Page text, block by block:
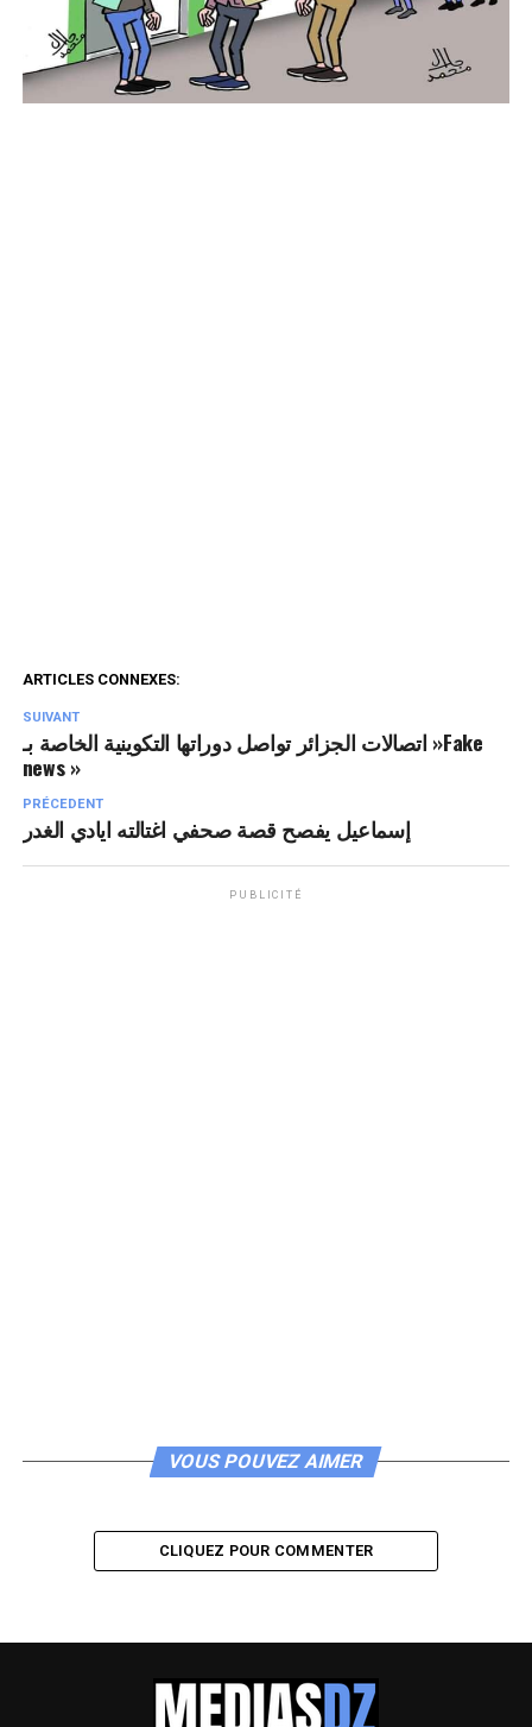
ARTICLES CONNEXES:
SUIVANT
اتصالات الجزائر تواصل دوراتها التكوينية الخاصة بـ »Fake
news »
PRÉCEDENT
إسماعيل يفصح قصة صحفي اغتالته ايادي الغدر
PUBLICITÉ
VOUS POUVEZ AIMER
CLIQUEZ POUR COMMENTER